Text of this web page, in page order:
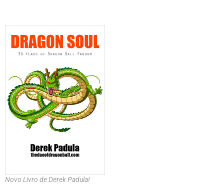
Novo Livro de Derek Padula!